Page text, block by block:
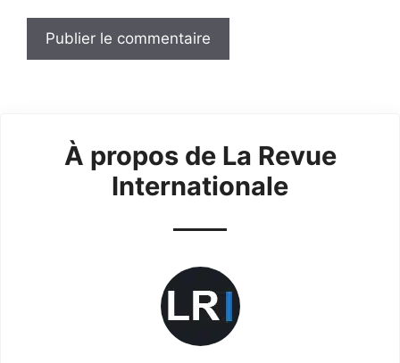
À propos de La Revue
Internationale